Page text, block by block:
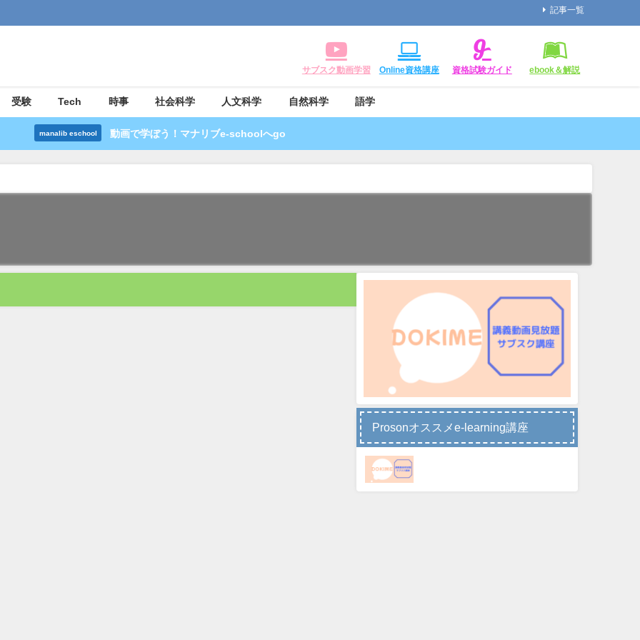
記事一覧
サブスク動画学習 Online資格講座 資格試験ガイド ebook＆解説
受験 Tech 時事 社会科学 人文科学 自然科学 語学
manalib eschool 動画で学ぼう！マナリブe-schoolへgo
Prosonオススメe-learning講座